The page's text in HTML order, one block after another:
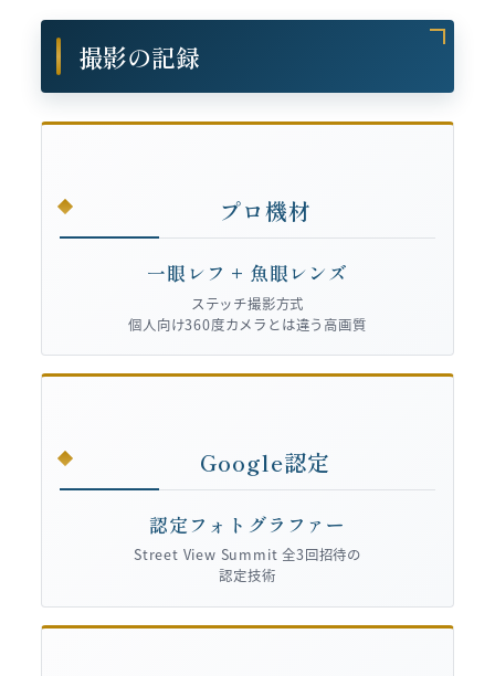
撮影の記録
プロ機材
一眼レフ + 魚眼レンズ
ステッチ撮影方式
個人向け360度カメラとは違う高画質
Google認定
認定フォトグラファー
Street View Summit 全3回招待の
認定技術